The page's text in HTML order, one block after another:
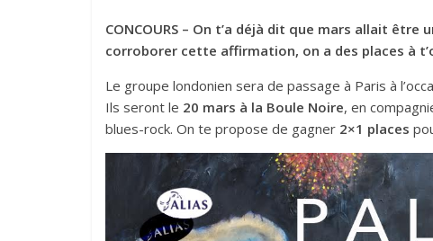
CONCOURS – On t’a déjà dit que mars allait
corroborer cette affirmation, on a des places à
Le groupe londonien sera de passage à Paris à
Ils seront le 20 mars à la Boule Noire, en
blues-rock. On te propose de gagner 2×1 places